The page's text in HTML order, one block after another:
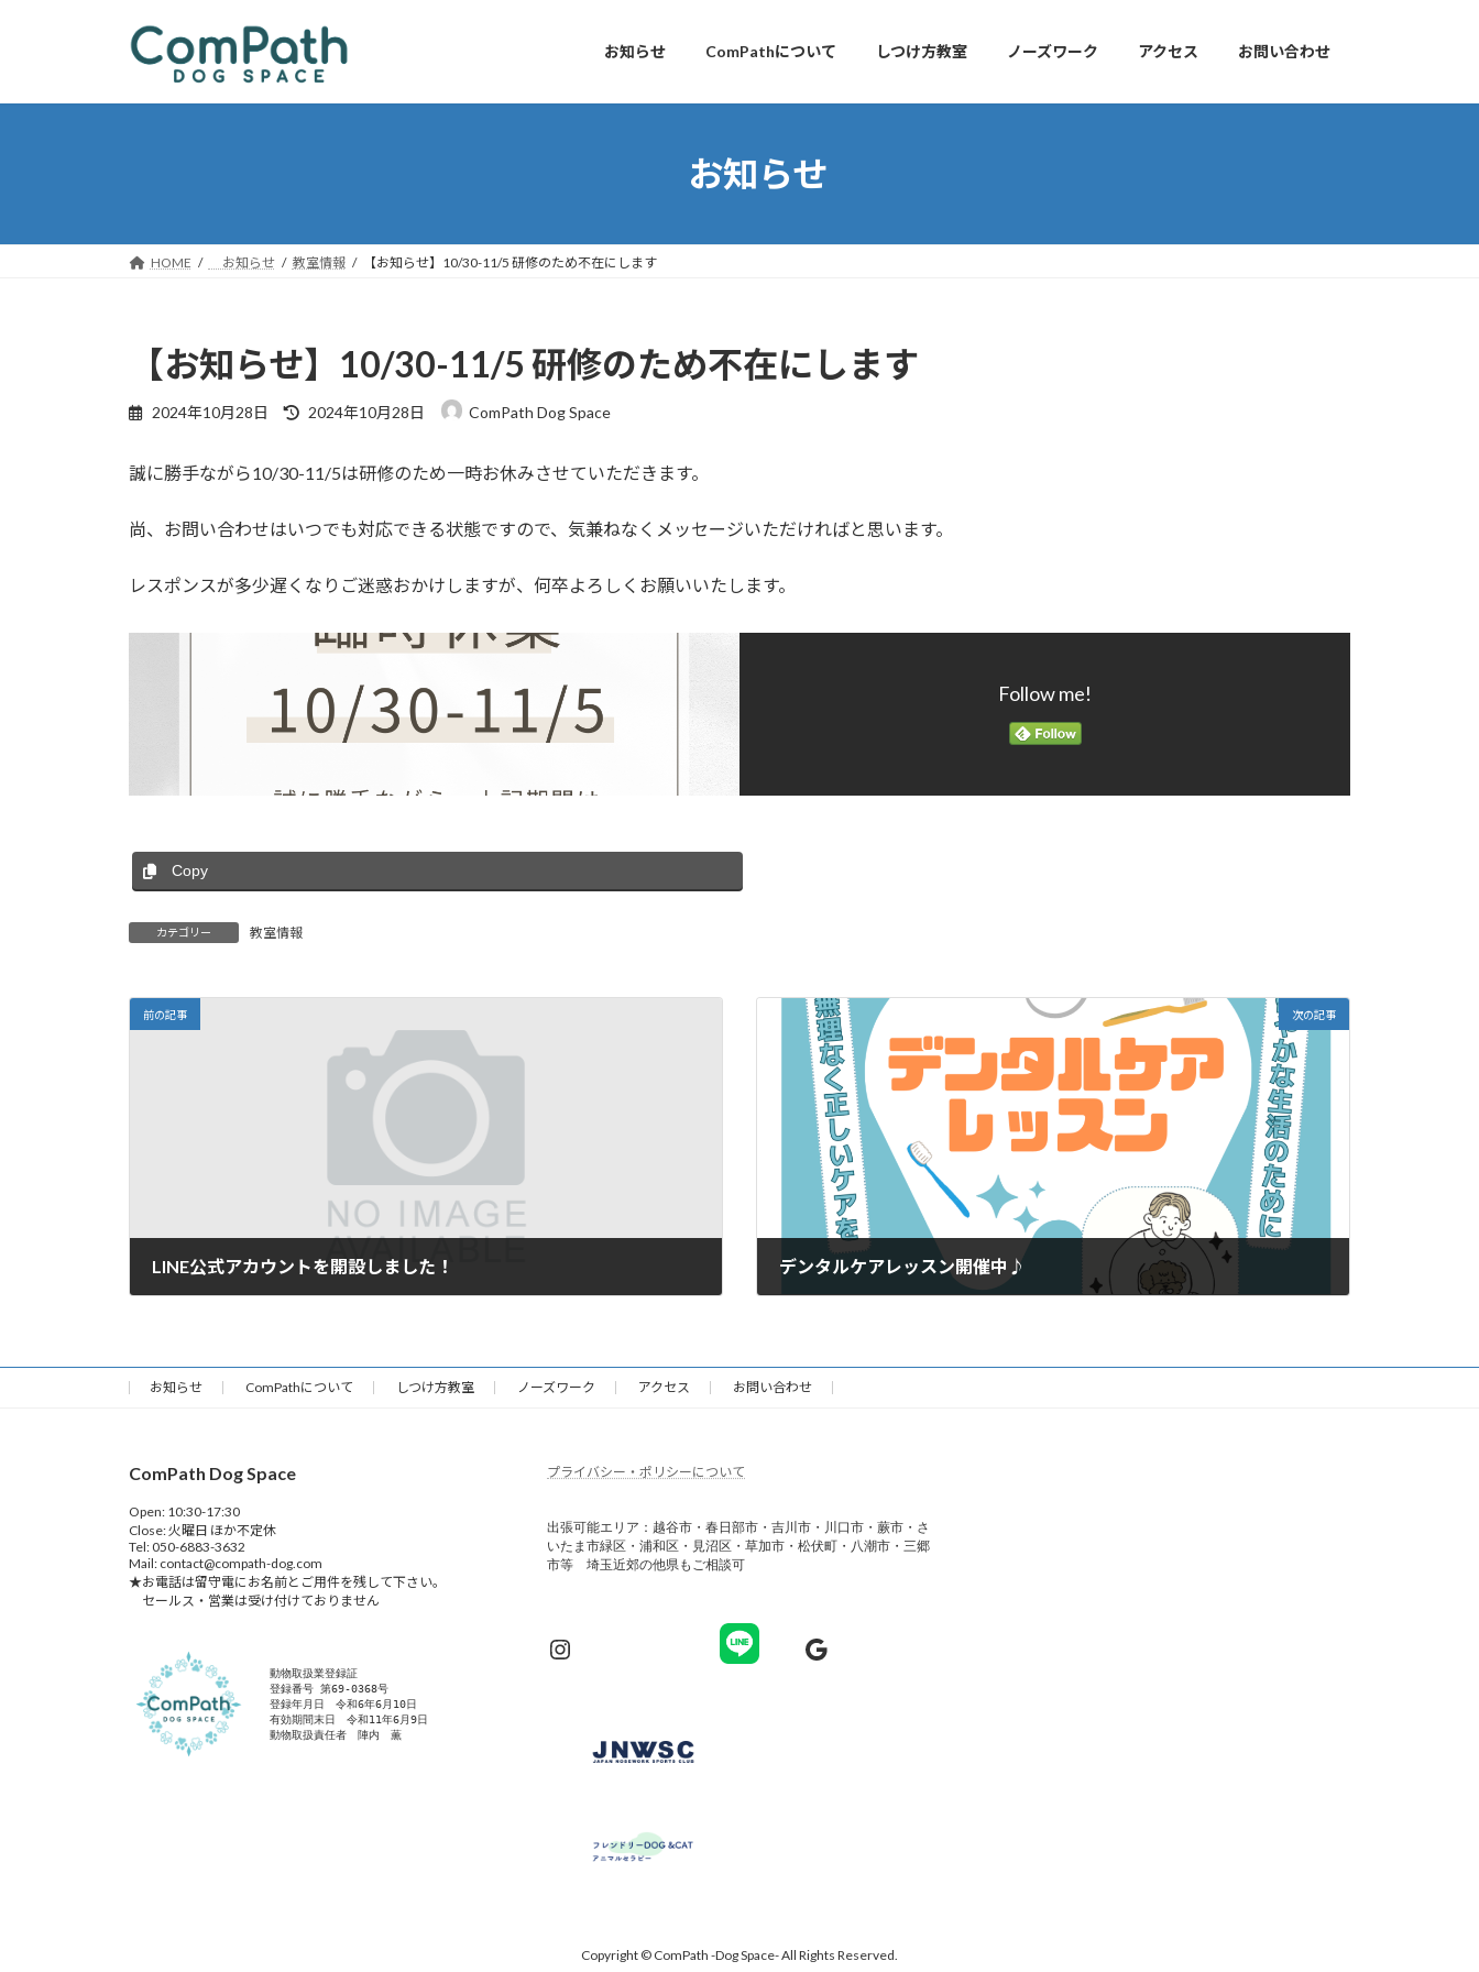
プ
動
お知らせ ComPathについて しつけ方教室 ノーズワーク アクセス お問い合わせ
お知らせ
HOME お知らせ 教室情報 【お知らせ】10/30-11/5 研修のため不在にします
【お知らせ】10/30-11/5 研修のため不在にします
2024年10月28日
最
新
:
2024年10月28日 ComPath Dog Space
誠に勝手ながら10/30-11/5は研修のため一時お休みさせていただきます。
尚、お問い合わせはいつでも対応できる状態ですので、気兼ねなくメッセージいただければと思います。
レスポンスが多少遅くなりご迷惑おかけしますが、何卒よろしくお願いいたします。
Follow me!
Copy
カテゴリー 教室情報
前の記事
LINE公式アカウントを開設しました！
次の記事
デンタルケアレッスン開催中♪
お知らせ ComPathについて しつけ方教室 ノーズワーク アクセス お問い合わせ
ComPath Dog Space
Open: 10:30-17:30
Close: 火曜日 ほか不定休
Tel: 050-6883-3632
Mail: contact@compath-dog.com
★お電話は留守電にお名前とご用件を残して下さい。
セールス・営業は受け付けておりません
動物取扱業登録証
登録番号 第69-0368号
登録年月日　令和6年6月10日
有効期間末日　令和11年6月9日
動物取扱責任者　陣内　薫
プライバシー・ポリシーについて
出張可能エリア：越谷市・春日部市・吉川市・川口市・蕨市・さ
いたま市緑区・浦和区・見沼区・草加市・松伏町・八潮市・三郷
市等　埼玉近郊の他県もご相談可
Instagram Google
Copyright © ComPath -Dog Space- All Rights Reserved.